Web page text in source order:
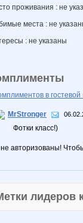
проживания : не
места : не
: не указаны
в гостевой
MrStronger
Фотки класс!)
авторизованы!